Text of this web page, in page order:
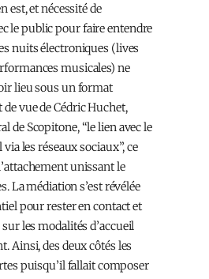
est, et nécessité de
le public pour faire entendre
nuits électroniques (lives
musicales) ne
lieu sous un format
vue de Cédric Huchet,
de Scopitone, “le lien avec le
les réseaux sociaux”, ce
unissant le
La médiation s’est révélée
pour rester en contact et
les modalités d’accueil
Ainsi, des deux côtés les
puisqu’il fallait composer